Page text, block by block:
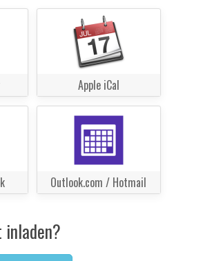
Apple iCal
Outlook.com / Hotmail
inladen?